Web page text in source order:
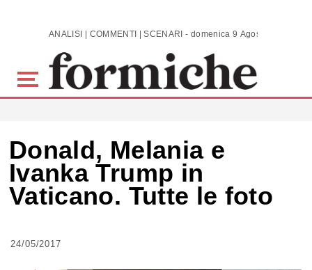
Skip to main content ANALISI | COMMENTI | SCENARI - domenica 9 Agosto 2026
Donald, Melania e
Ivanka Trump in
Vaticano. Tutte le foto
24/05/2017